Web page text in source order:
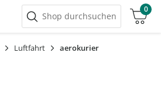
Shop durchsuchen
0
Luftfahrt aerokurier